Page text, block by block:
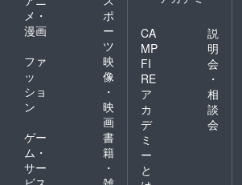
————————————
————–
メ・
漫画
ポ
ー
ツ
ファ
ッ
ショ
ン
映
像
・
映
画
ゲー
ム・
サー
書
籍
・
CA
MP
FI
RE
ア
カ
デ
ミ
ー
と
説
明
会
・
相
談
会